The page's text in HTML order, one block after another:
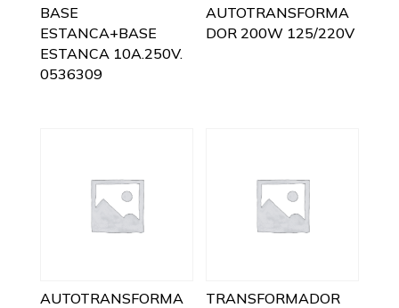
BASE
ESTANCA+BASE
ESTANCA 10A.250V.
0536309
AUTOTRANSFORMA
DOR 200W 125/220V
AUTOTRANSFORMA
TRANSFORMADOR